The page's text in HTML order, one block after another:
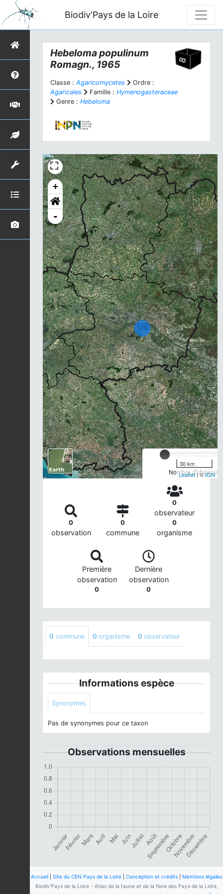
Biodiv'Pays de la Loire
Hebeloma populinum
Romagn., 1965
Classe : Agaricomycetes
Ordre :
Agaricales
Famille : Hymenogasteraceae
Genre : Hebeloma
Chargement...
+
-
Nombre
30 km
Leaflet| ©IGN
0
observation
0
commune
0
observateur
0
organisme
Première
observation
0
Dernière
observation
0
0 commune 0 organisme 0 observateur
Informations espèce
Synonymes
Pas de synonymes pour ce taxon
Observations mensuelles
Accueil Site du CEN Pays de la Loire Conception et crédits
Mentions légales
Biodiv'Pays de la Loire - Atlas de la faune et de la flore des Pays de la Loire,